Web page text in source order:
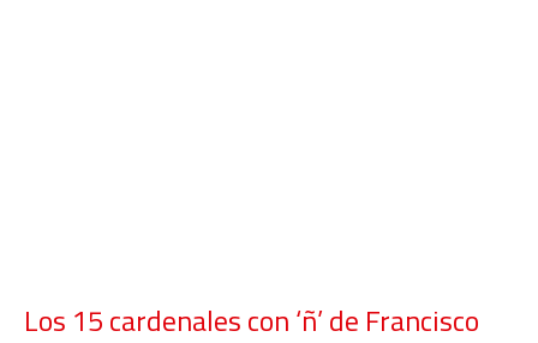
Los 15 cardenales con ‘ñ’ de Francisco